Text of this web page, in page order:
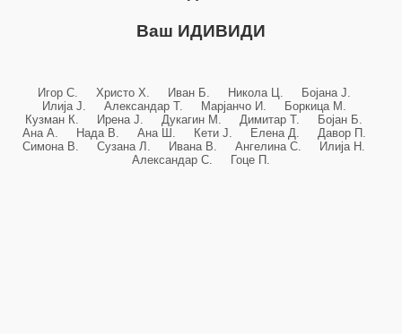
Ваш ИДИВИДИ
Игор С. Христо Х. Иван Б. Никола Ц. Бојана Ј.
Илија Ј. Александар Т. Марјанчо И. Боркица М.
Кузман К. Ирена Ј. Дукагин М. Димитар Т. Бојан Б.
Ана А. Нада В. Ана Ш. Кети Ј. Елена Д. Давор П.
Симона В. Сузана Л. Ивана В. Ангелина С. Илија Н.
Александар С. Гоце П.